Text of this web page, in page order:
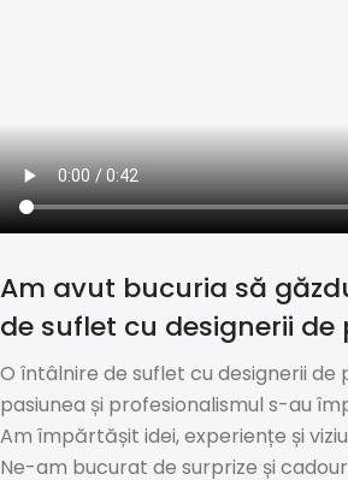
Am avut bucuria să
de suflet cu designerii de
O întâlnire de suflet cu designerii de
pasiunea și profesionalismul s-au
Am împărtășit idei, experiențe și
Ne-am bucurat de surprize și